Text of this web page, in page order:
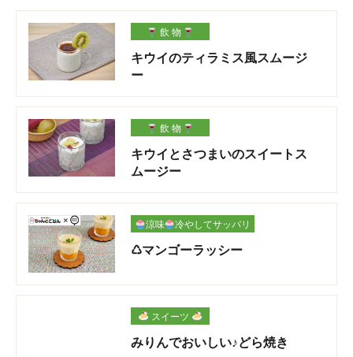
飲 物
キウイのティラミス風スムージ
ー
飲 物
キウイとさつまいのスイートス
ムージー
涼味 冷やしてサッパリ
♺マンゴーラッシー
スイーツ
みりんでおいしい♪どら焼き